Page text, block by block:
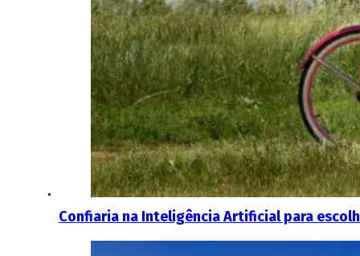
Confiaria na Inteligência Artificial para